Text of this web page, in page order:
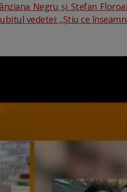
Negru și Ștefan
vedetei: „Știu ce